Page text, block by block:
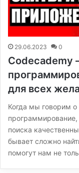
29.06.2023 0
Codecademy
для всех
Когда мы говорим
поиска
бывает сложно
помогут нам не